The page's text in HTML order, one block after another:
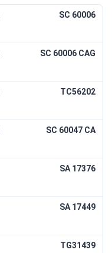
SC 60006
SC 60006 CAG
TC56202
SC 60047 CA
SA 17376
SA 17449
TG31439